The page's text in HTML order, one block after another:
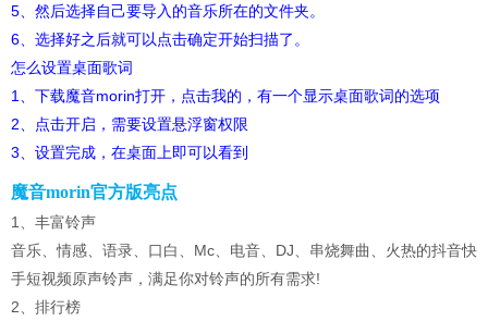
5、然后选择自己要导入的音乐所在的文件夹。
6、选择好之后就可以点击确定开始扫描了。
怎么设置桌面歌词
1、下载魔音morin打开，点击我的，有一个显示桌面歌词的选项
2、点击开启，需要设置悬浮窗权限
3、设置完成，在桌面上即可以看到
魔音morin官方版亮点
1、丰富铃声
音乐、情感、语录、口白、Mc、电音、DJ、串烧舞曲、火热的抖音快
手短视频原声铃声，满足你对铃声的所有需求!
2、排行榜